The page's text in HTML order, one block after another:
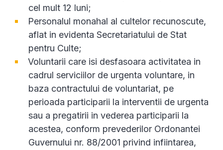
cel mult 12 luni;
Personalul monahal al cultelor recunoscute,
aflat in evidenta Secretariatului de Stat
pentru Culte;
Voluntarii care isi desfasoara activitatea in
cadrul serviciilor de urgenta voluntare, in
baza contractului de voluntariat, pe
perioada participarii la interventii de urgenta
sau a pregatirii in vederea participarii la
acestea, conform prevederilor Ordonantei
Guvernului nr. 88/2001 privind infiintarea,